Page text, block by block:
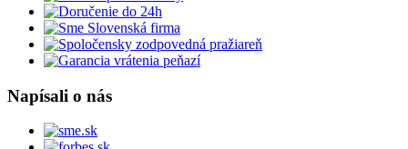
Napísali o nás